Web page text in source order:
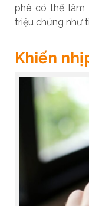
phê có thể làm
triệu chứng như
Khiến